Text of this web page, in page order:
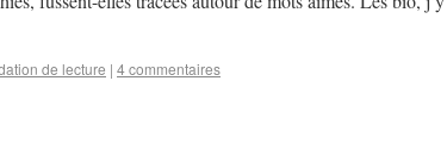
de lecture | 4 commentaires